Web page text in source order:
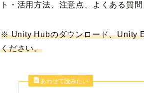
ト・活用方法、注意点、よくある質問
※ Unity Hubのダウンロード、Unity
ください。